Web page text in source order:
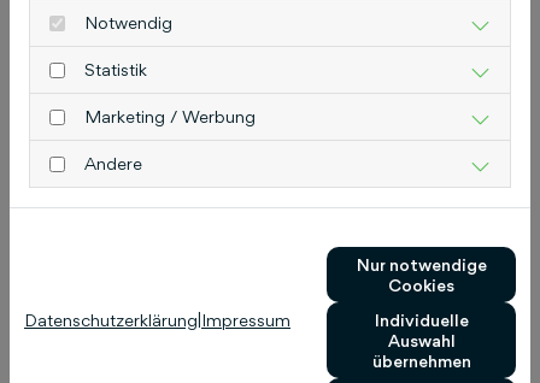
Notwendig
Statistik
Marketing / Werbung
Andere
Datenschutzerklärung Impressum
Nur notwendige
Cookies
Individuelle
Auswahl
übernehmen